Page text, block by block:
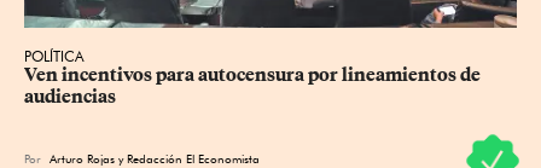
POLÍTICA
Ven incentivos para autocensura por lineamientos de
audiencias
Por Arturo Rojas yRedacción El Economista